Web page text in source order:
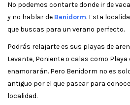
No podemos contarte donde ir de
y no hablar de Benidorm. Esta
que buscas para un verano perfecto.
Podrás relajarte es sus playas de
Levante, Poniente o calas como Playa
enamorarán. Pero Benidorm no es
antiguo por el que pasear para
localidad.